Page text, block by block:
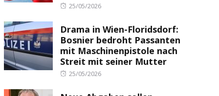
Posted
25/05/2026
Drama in Wien-Floridsdorf:
Bosnier bedroht Passanten
mit Maschinenpistole nach
Streit mit seiner Mutter
Posted
25/05/2026